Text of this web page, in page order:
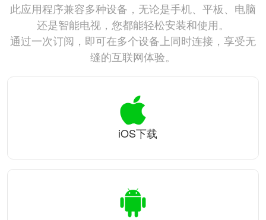
此应用程序兼容多种设备，无论是手机、平板、电脑
还是智能电视，您都能轻松安装和使用。
通过一次订阅，即可在多个设备上同时连接，享受无
缝的互联网体验。
iOS下载